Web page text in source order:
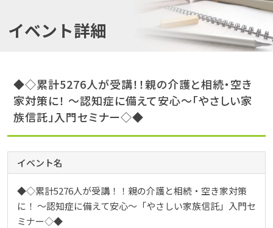
イベント詳細
◆◇累計5276人が受講！！親の介護と相続・空き
家対策に！ ～認知症に備えて安心～「やさしい家
族信託」入門セミナー◇◆
イベント名
◆◇累計5276人が受講！！親の介護と相続・空き家対策
に！ ～認知症に備えて安心～「やさしい家族信託」入門セ
ミナー◇◆